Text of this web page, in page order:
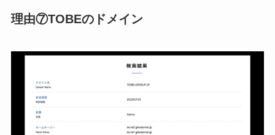
理由⑦TOBEのドメイン